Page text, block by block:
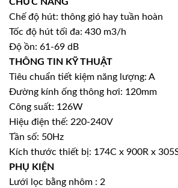
CHỨC NĂNG
Chế độ hút: thông gió hay tuần hoàn
Tốc độ hút tối đa: 430 m3/h
Độ ồn: 61-69 dB
THÔNG TIN KỸ THUẬT
Tiêu chuẩn tiết kiệm năng lượng: A
Đường kính ống thông hơi: 120mm
Công suất: 126W
Hiệu điện thế: 220-240V
Tần số: 50Hz
Kích thước thiết bị: 174C x 900R x
PHỤ KIỆN
Lưới lọc bằng nhôm : 2